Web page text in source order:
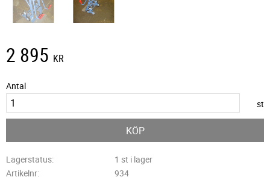
2 895 KR
Antal
st
KÖP
Lagerstatus
1 st i lager
Artikelnr
934